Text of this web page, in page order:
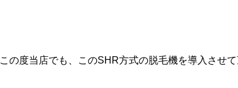
この度当店でも、このSHR方式の脱毛機を導入させ